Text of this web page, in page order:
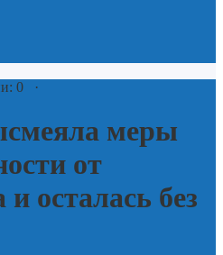
0 ·
меры
от
осталась без